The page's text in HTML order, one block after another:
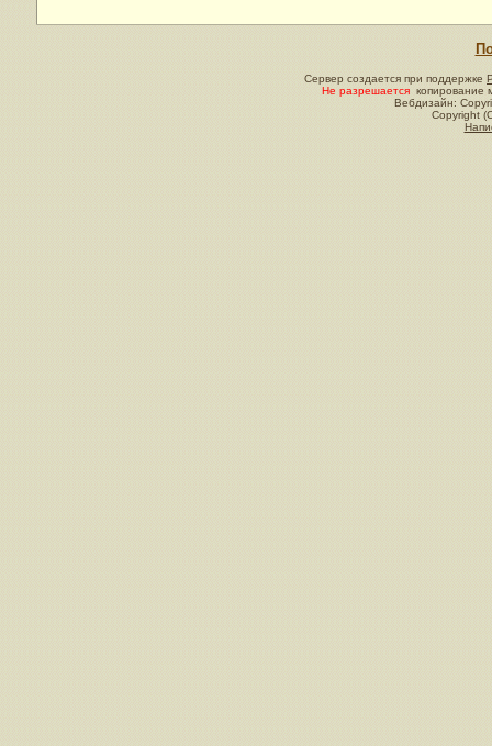
Сервер создается при поддержке
Не разрешается копирование
Вебдизайн:
Copyright